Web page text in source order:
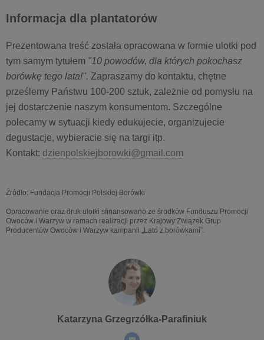
Informacja dla plantatorów
Prezentowana treść została opracowana w formie ulotki pod
tym samym tytułem "10 powodów, dla których pokochasz
borówkę tego lata!". Zapraszamy do kontaktu, chętne
prześlemy Państwu 100-200 sztuk, zależnie od pomysłu na
jej dostarczenie naszym konsumentom. Szczególne
polecamy w sytuacji kiedy edukujecie, organizujecie
degustacje, wybieracie się na targi itp.
Kontakt: dzienpolskiejborowki@gmail.com
Źródło: Fundacja Promocji Polskiej Borówki
Opracowanie oraz druk ulotki sfinansowano ze środków Funduszu Promocji
Owoców i Warzyw w ramach realizacji przez Krajowy Związek Grup
Producentów Owoców i Warzyw kampanii „Lato z borówkami”.
Katarzyna Grzegrzółka-Parafiniuk